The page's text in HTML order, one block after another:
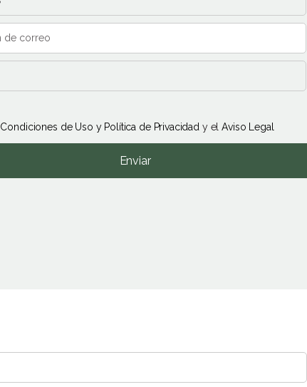
Condiciones de Uso y Política de Privacidad y elAviso Legal
Enviar